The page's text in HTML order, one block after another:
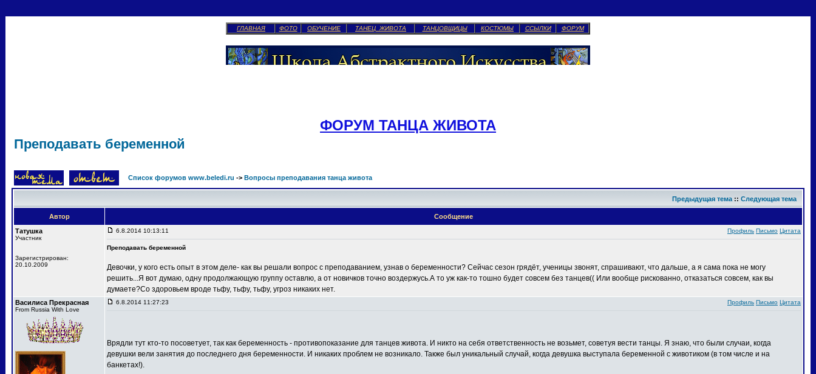
ГЛАВНАЯ ФОТО ОБУЧЕНИЕ ТАНЕЦ ЖИВОТА ТАНЦОВЩИЦЫ КОСТЮМЫ ССЫЛКИ ФОРУМ
ФОРУМ ТАНЦА ЖИВОТА
Преподавать беременной
Список форумов www.beledi.ru -> Вопросы преподавания танца живота
Предыдущая тема :: Следующая тема
Автор
Сообщение
Татушка
Участник
Зарегистрирован:
20.10.2009
6.8.2014 10:13:11 Профиль Письмо Цитата
Преподавать беременной
Девочки, у кого есть опыт в этом деле- как вы решали вопрос с преподаванием, узнав о беременности? Сейчас сезон грядёт, ученицы звонят, спрашивают, что дальше, а я сама пока не могу
решить...Я вот думаю, одну продолжающую группу оставлю, а от новичков точно воздержусь.А то уж как-то тошно будет совсем без танцев(( Или вообще рискованно, отказаться совсем, как вы
думаете?Со здоровьем вроде тьфу, тьфу, тьфу, угроз никаких нет.
Василиса Прекрасная
From Russia With Love
6.8.2014 11:27:23 Профиль Письмо Цитата
Врядли тут кто-то посоветует, так как беременность - противопоказание для танцев живота. И никто на себя ответственность не возьмет, советуя вести танцы. Я знаю, что были случаи, когда
девушки вели занятия до последнего дня беременности. И никаких проблем не возникало. Также был уникальный случай, когда девушка выступала беременной с животиком (в том числе и на
банкетах!).